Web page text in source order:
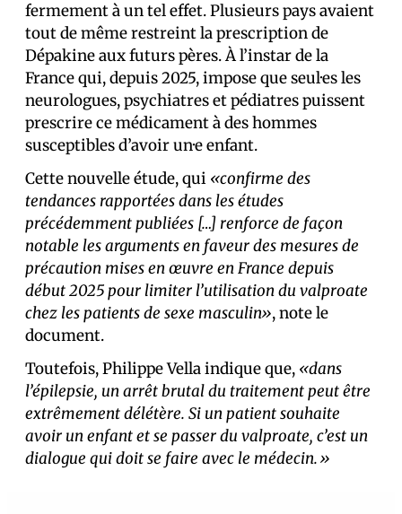
fermement à un tel effet. Plusieurs pays avaient
tout de même restreint la prescription de
Dépakine aux futurs pères. À l’instar de la
France qui, depuis 2025, impose que seul·es les
neurologues, psychiatres et pédiatres puissent
prescrire ce médicament à des hommes
susceptibles d’avoir un·e enfant.
Cette nouvelle étude, qui «confirme des
tendances rapportées dans les études
précédemment publiées […] renforce de façon
notable les arguments en faveur des mesures de
précaution mises en œuvre en France depuis
début 2025 pour limiter l’utilisation du valproate
chez les patients de sexe masculin», note le
document.
Toutefois, Philippe Vella indique que, «dans
l’épilepsie, un arrêt brutal du traitement peut être
extrêmement délétère. Si un patient souhaite
avoir un enfant et se passer du valproate, c’est un
dialogue qui doit se faire avec le médecin.»